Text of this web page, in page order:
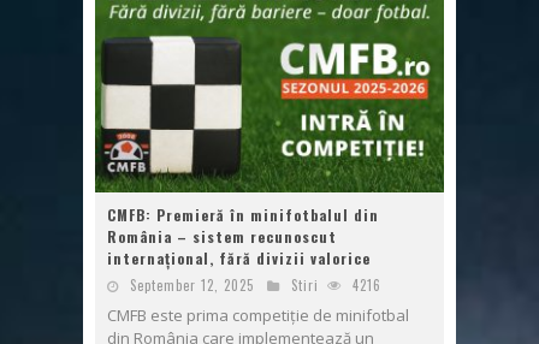
CMFB: Premieră în minifotbalul din
România – sistem recunoscut
internațional, fără divizii valorice
September 12, 2025 Stiri 4216
CMFB este prima competiție de minifotbal
din România care implementează un